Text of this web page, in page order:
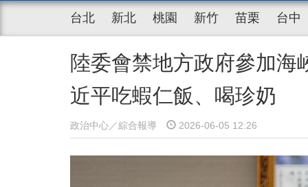
台北 新北 桃園 新竹 苗栗 台中
陸委會禁地方政府參加
近平吃蝦仁飯、喝珍奶
政治中心／綜合報導 2026-06-05 12:26